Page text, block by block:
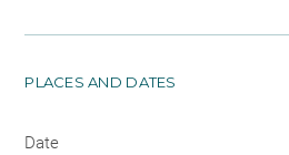
PLACES AND DATES
Date